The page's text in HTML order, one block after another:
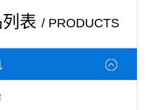
表 / PRODUCTS